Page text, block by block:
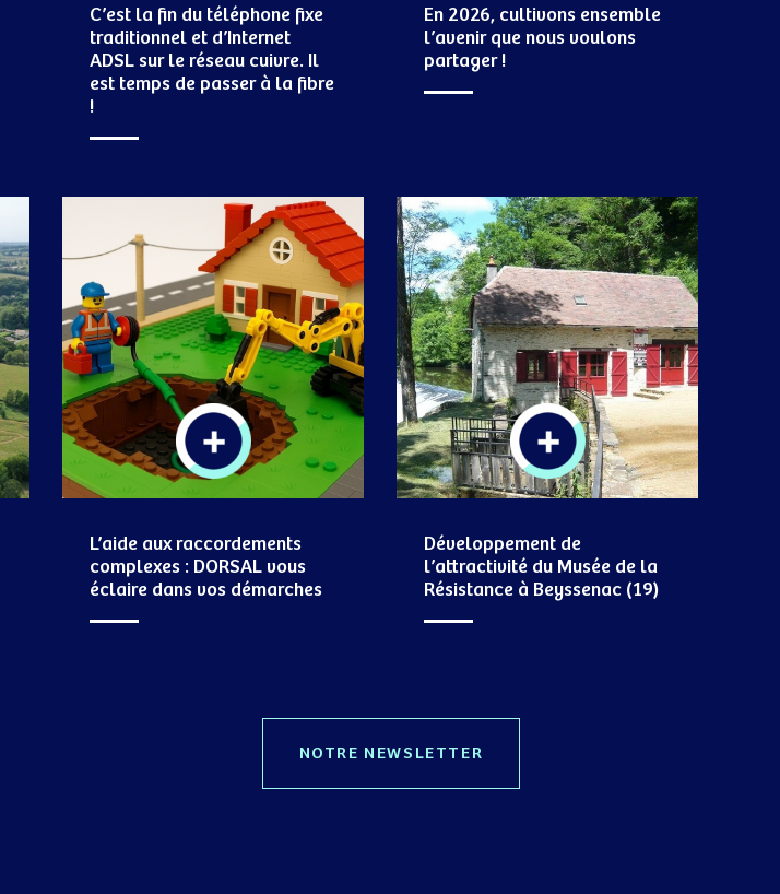
C’est la fin du téléphone fixe
traditionnel et d’Internet
ADSL sur le réseau cuivre. Il
est temps de passer à la fibre
!
En 2026, cultivons ensemble
l’avenir que nous voulons
partager !
L’aide aux raccordements
complexes : DORSAL vous
éclaire dans vos démarches
Développement de
l’attractivité du Musée de la
Résistance à Beyssenac (19)
NOTRE NEWSLETTER